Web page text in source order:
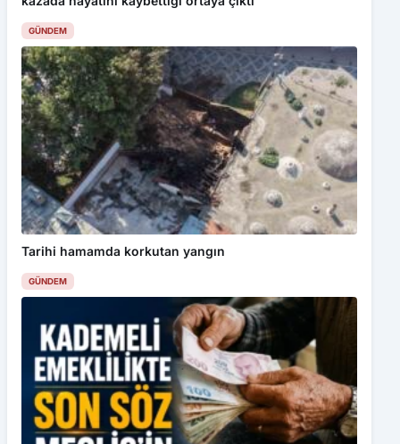
GÜNDEM
Tarihi hamamda korkutan yangın
GÜNDEM
Bu web sitesinde en iyi deneyimi yaşamanızı sağlamak için
çerezler kullanılmaktadır. Detaylar içinGizlilik Politikamız
inceleyebilirsiniz.